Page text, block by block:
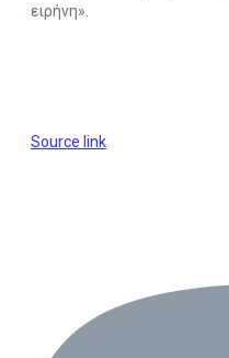
ειρήνη».
Source link